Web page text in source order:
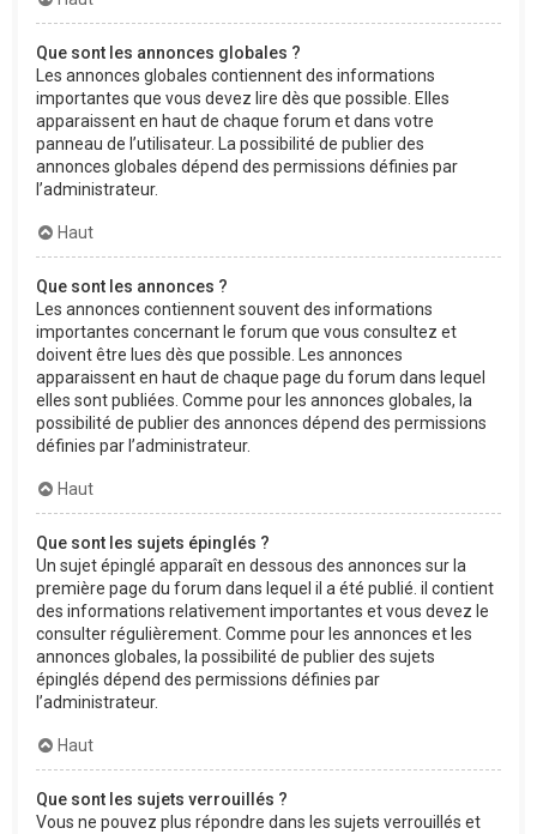
Que sont les annonces globales ?
Les annonces globales contiennent des informations
importantes que vous devez lire dès que possible. Elles
apparaissent en haut de chaque forum et dans votre
panneau de l’utilisateur. La possibilité de publier des
annonces globales dépend des permissions définies par
l’administrateur.
Haut
Que sont les annonces ?
Les annonces contiennent souvent des informations
importantes concernant le forum que vous consultez et
doivent être lues dès que possible. Les annonces
apparaissent en haut de chaque page du forum dans lequel
elles sont publiées. Comme pour les annonces globales, la
possibilité de publier des annonces dépend des permissions
définies par l’administrateur.
Haut
Que sont les sujets épinglés ?
Un sujet épinglé apparaît en dessous des annonces sur la
première page du forum dans lequel il a été publié. il contient
des informations relativement importantes et vous devez le
consulter régulièrement. Comme pour les annonces et les
annonces globales, la possibilité de publier des sujets
épinglés dépend des permissions définies par
l’administrateur.
Haut
Que sont les sujets verrouillés ?
Vous ne pouvez plus répondre dans les sujets verrouillés et